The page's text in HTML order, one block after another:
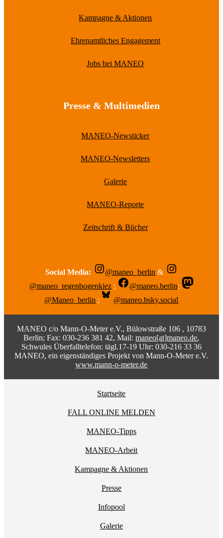
Kampagne & Aktionen
Ehrenamtliches Engagement
Jobs bei MANEO
Presse & Multimedien
MANEO-Newsticker
MANEO-Newsletters
Galerie
MANEO-Reporte
Zeitschrift & Bücher
Social Media: @maneo_berlin &
@maneo_regenbogenkiez ; @maneo.berlin;
@Maneo_berlin ; @maneo.bsky.social
MANEO c/o Mann-O-Meter e.V., Bülowstraße 106 , 10783
Berlin; Fax: 030-236 381 42, Mail:maneo[at]maneo.de,
Schwules Überfalltelefon: tägl.17-19 Uhr: 030-216 33 36
MANEO, ein eigenständiges Projekt von Mann-O-Meter e.V.
www.mann-o-meter.de
Startseite
FALL ONLINE MELDEN
MANEO-Tipps
MANEO-Arbeit
Kampagne & Aktionen
Presse
Infopool
Galerie